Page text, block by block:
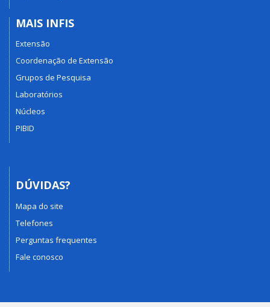
MAIS INFIS
Extensão
Coordenação de Extensão
Grupos de Pesquisa
Laboratórios
Núcleos
PIBID
DÚVIDAS?
Mapa do site
Telefones
Perguntas frequentes
Fale conosco